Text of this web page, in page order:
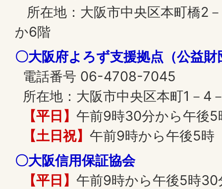
所在地：大阪市中央区本町橋2
か6階
〇大阪府よろず支援拠点（公益
電話番号 06-4708-7045
所在地：大阪市中央区本町1－4
【平日】 午前9時30分から午後
【土日祝】 午前9時から午後5時
〇大阪信用保証協会
【平日】 午前9時から午後5時30